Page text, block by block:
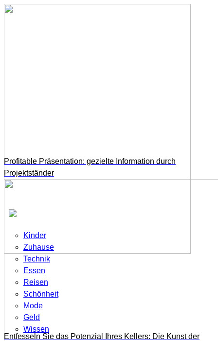
Profitable Präsentation: gezielte Information durch
Projektständer
Entfesseln Sie das Potenzial Ihres Kellers: Die Kunst der
Kinder
Zuhause
Technik
Essen
Reisen
Schönheit
Mode
Geld
Wissen